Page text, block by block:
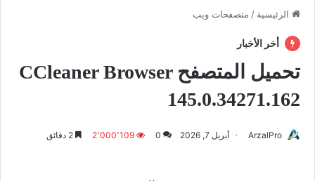
الرئيسية / متصفحات ويب
أخر الأخبار
تحميل المتصفح CCleaner Browser
145.0.34271.162
ArzalPro أبريل 7, 2026 0 2٬000٬109